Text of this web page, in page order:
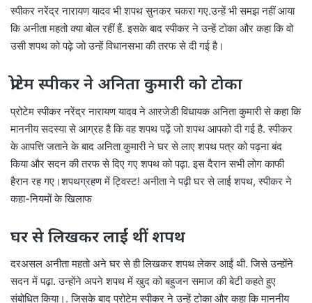
स्पीकर नरेंद्र नारायण यादव भी शपथ सुनकर चकरा गए.उन्हें भी समझ नहीं आया
कि अनीता महतो क्या बोल रहीं हैं. इसके बाद स्पीकर ने उन्हें टोका और कहा कि वो
उसी शपथ को पढ़े जो उन्हें विधानसभा की तरफ से दी गई है।
प्रोटेम स्पीकर ने अनिता कुमारी को टोका
प्रोटेम स्पीकर नरेंद्र नारायण यादव ने आरजेडी विधायक अनिता कुमारी से कहा कि
माननीय सदस्या से आग्रह है कि वह शपथ पढ़ें जो शपथ आपको दी गई है. स्पीकर
के आपत्ति जताने के बाद अनिता कुमारी ने घर से लाए शपथ पत्र को पढ़ना बंद
किया और सदन की तरफ से दिए गए शपथ को पढ़ा. इस दैरान सभी लोग काफी
हैरान रह गए।शपथग्रहण में ट्विस्ट! अनीता ने पढ़ी घर से लाई शपथ, स्पीकर ने
कहा-नियमों के खिलाफ
घर से लिखकर लाईं थीं शपथ
दरअसल अनीता महतो अने घर से ही लिखकर शपथ लेकर आईं थी. जिसे उन्होंने
सदन में पढ़ा. उन्होंने अपने शपथ में खुद को बहुजन समाज की बेटी कहते हुए
संबोधित किया।. जिसके बाद प्रोटेम स्पीकर ने उन्हें टोका और कहा कि माननीय